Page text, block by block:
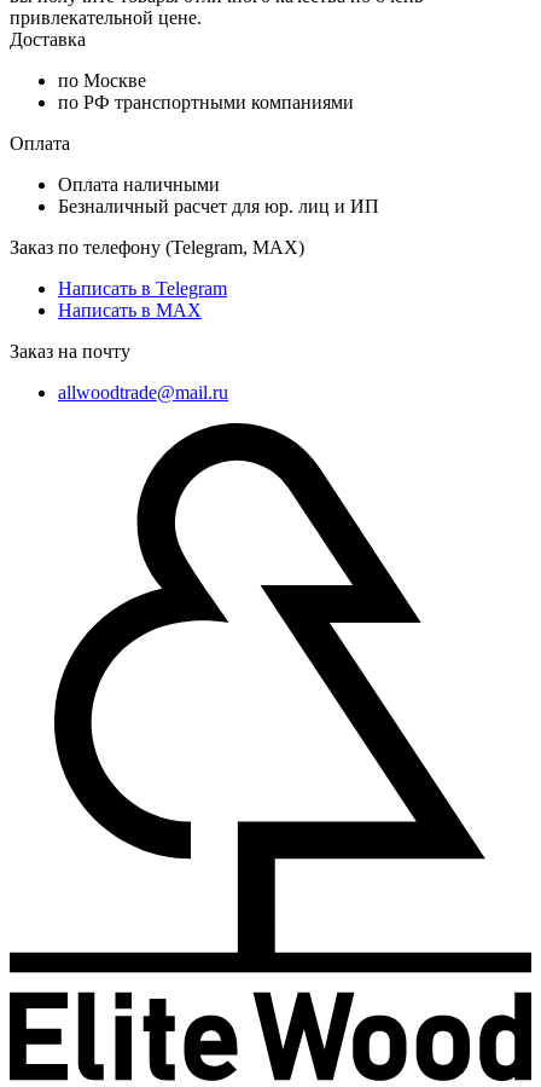
привлекательной цене.
Доставка
по Москве
по РФ транспортными компаниями
Оплата
Оплата наличными
Безналичный расчет для юр. лиц и ИП
Заказ по телефону (Telegram, MAX)
Написать в Telegram
Написать в MAX
Заказ на почту
allwoodtrade@mail.ru